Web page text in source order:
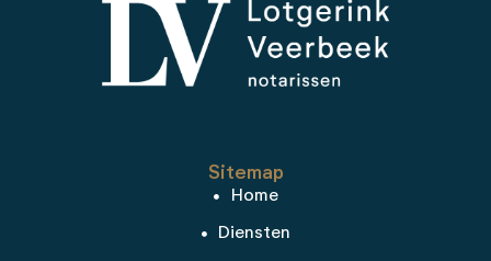
Sitemap
Home
Diensten